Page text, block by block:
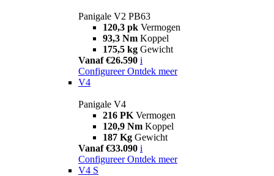
Panigale V2 PB63
120,3 pk Vermogen
93,3 Nm Koppel
175,5 kg Gewicht
Vanaf €26.590 i
Configureer Ontdek meer
V4
Panigale V4
216 PK Vermogen
120,9 Nm Koppel
187 Kg Gewicht
Vanaf €33.090 i
Configureer Ontdek meer
V4 S